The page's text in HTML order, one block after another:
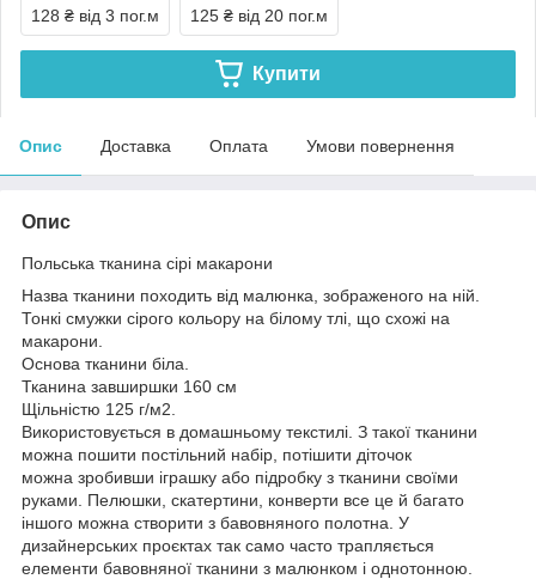
128 ₴ від 3 пог.м 125 ₴ від 20 пог.м
Купити
Опис Доставка Оплата Умови повернення
Опис
Польська тканина сірі макарони
Назва тканини походить від малюнка, зображеного на ній.
Тонкі смужки сірого кольору на білому тлі, що схожі на
макарони.
Основа тканини біла.
Тканина завширшки 160 см
Щільністю 125 г/м2.
Використовується в домашньому текстилі. З такої тканини
можна пошити постільний набір, потішити діточок
можна зробивши іграшку або підробку з тканини своїми
руками. Пелюшки, скатертини, конверти все це й багато
іншого можна створити з бавовняного полотна. У
дизайнерських проєктах так само часто трапляється
елементи бавовняної тканини з малюнком і однотонною.